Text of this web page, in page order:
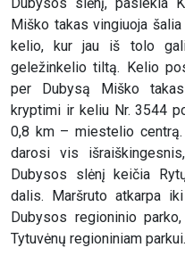
Miško takas vingiuoja
kelio, kur jau iš tolo
geležinkelio tiltą. Kelio
per Dubysą Miško
kryptimi ir keliu Nr. 3544
0,8 km – miestelio
darosi vis
Dubysos slėnį keičia
dalis. Maršruto atkarpa
Dubysos regioninio
Tytuvėnų regioniniam parkui.